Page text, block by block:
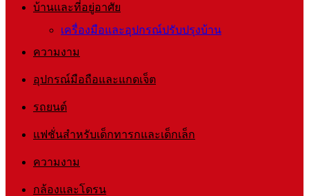
บ้านและที่อยู่อาศัย
เครื่องมือและอุปกรณ์ปรับปรุงบ้าน
ความงาม
อุปกรณ์มือถือและแกดเจ็ต
รถยนต์
แฟชั่นสำหรับเด็กทารกและเด็กเล็ก
ความงาม
กล้องและโดรน